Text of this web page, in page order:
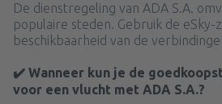
De dienstregeling van ADA S.A.
populaire steden. Gebruik de eSky-
beschikbaarheid van de
✔️ Wanneer kun je de
voor een vlucht met ADA S.A.?